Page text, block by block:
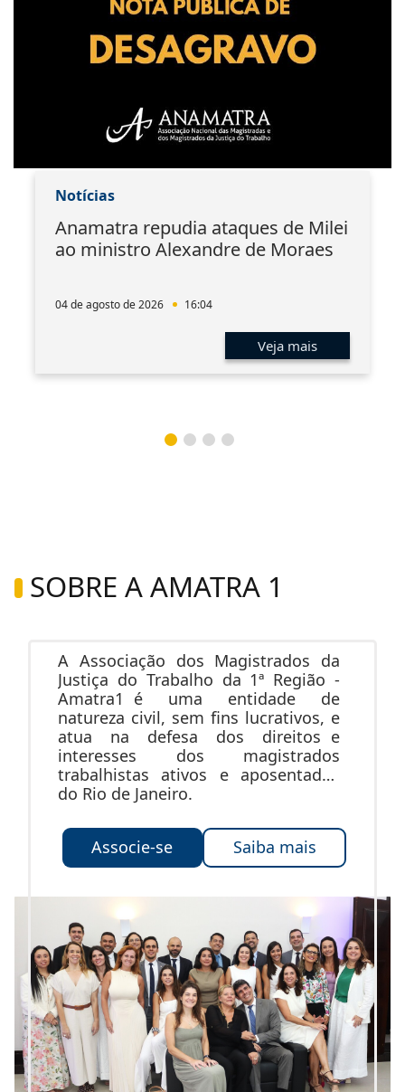
Notícias
Anamatra repudia ataques de Milei
ao ministro Alexandre de Moraes
04 de agosto de 2026 16:04
Veja mais
SOBRE A AMATRA 1
A Associação dos Magistrados da
Justiça do Trabalho da 1ª Região -
Amatra1 é uma entidade de
natureza civil, sem fins lucrativos, e
atua na defesa dos direitos e
interesses dos magistrados
trabalhistas ativos e aposentados
do Rio de Janeiro.
Associe-se Saiba mais